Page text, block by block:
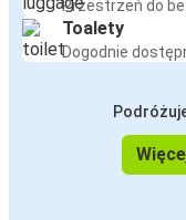
Przestrzeń do
Toalety
Dogodnie